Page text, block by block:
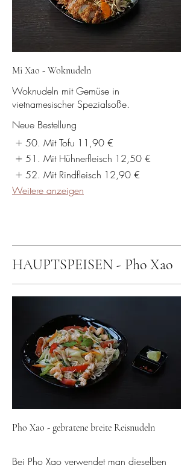
Mi Xao - Woknudeln
Woknudeln mit Gemüse in
vietnamesischer Spezialsoße.
Neue Bestellung
50. Mit Tofu 11,90 €
51. Mit Hühnerfleisch 12,50 €
52. Mit Rindfleisch 12,90 €
Weitere anzeigen
HAUPTSPEISEN - Pho Xao
Pho Xao - gebratene breite Reisnudeln
Bei Pho Xao verwendet man dieselben